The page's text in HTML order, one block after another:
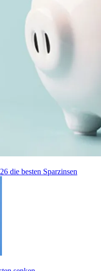
die besten Sparzinsen